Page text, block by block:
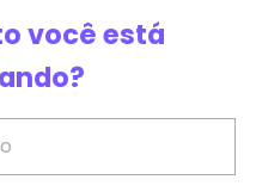
você está